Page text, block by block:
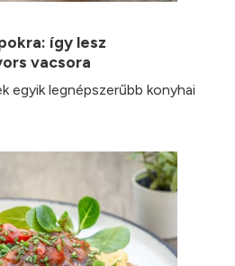
így lesz
vacsora
egyik legnépszerűbb konyhai